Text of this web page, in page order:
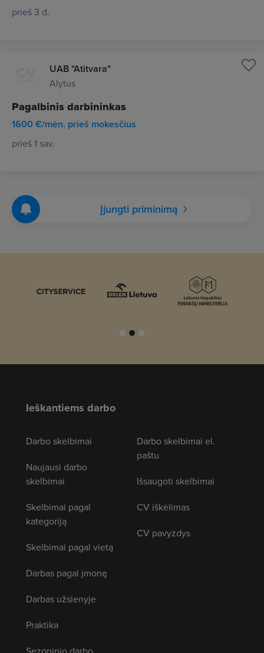
prieš 3 d.
UAB "Atitvara"
Alytus
Pagalbinis darbininkas
1600 €/mėn. prieš mokesčius
prieš 1 sav.
Įjungti priminimą
Ieškantiems darbo
Darbo skelbimai
Naujausi darbo
skelbimai
Skelbimai pagal
kategoriją
Skelbimai pagal vietą
Darbas pagal įmonę
Darbas užsienyje
Praktika
Sezoninio darbo
Darbo skelbimai el.
paštu
Išsaugoti skelbimai
CV iškėlimas
CV pavyzdys